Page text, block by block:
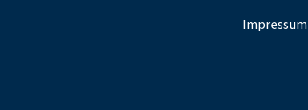
Impressum